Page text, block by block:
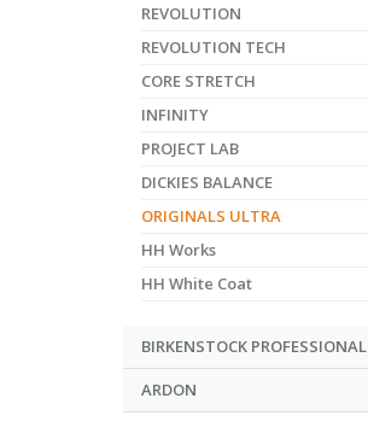
REVOLUTION
REVOLUTION TECH
CORE STRETCH
INFINITY
PROJECT LAB
DICKIES BALANCE
ORIGINALS ULTRA
HH Works
HH White Coat
BIRKENSTOCK PROFESSIONAL
ARDON